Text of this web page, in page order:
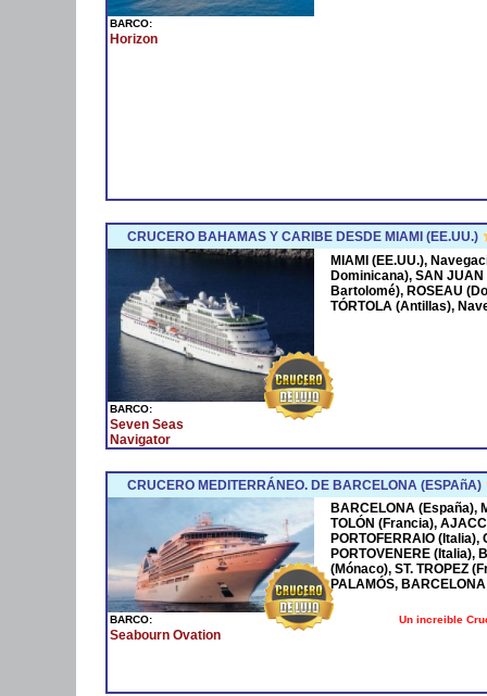
BARCO:
Horizon
CRUCERO BAHAMAS Y CARIBE DESDE MIAMI (EE.UU.)
BARCO:
Seven Seas
Navigator
MIAMI (EE.UU.),
Dominicana), SAN JUAN
Bartolomé), ROSEAU
TÓRTOLA (Antillas),
CRUCERO MEDITERRÁNEO. DE BARCELONA (ESPAñA)
BARCO:
Seabourn Ovation
BARCELONA (España),
TOLÓN (Francia),
PORTOFERRAIO (Italia),
PORTOVENERE (Italia),
(Mónaco), ST. TROPEZ
PALAMÓS,
Un increible